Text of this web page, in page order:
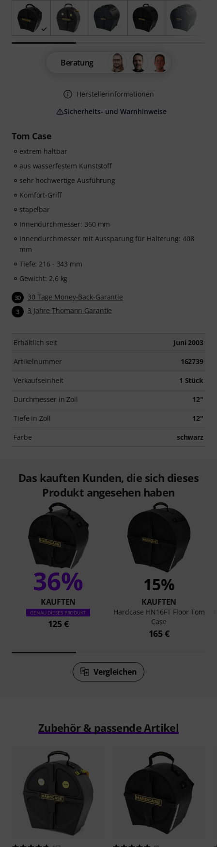
Tom Case
extrem haltbar
aus wasserfestem Kunststoff
sehr hochwertige Ausführung
Komfort-Griff
stapelbar
Innendurchmesser: 360 mm
Innendurchmesser mit Aussparung für Halterung: 408
mm
Tiefe: 216 - 343 mm
Gewicht: 2,6 kg
30 30 Tage Money-Back-Garantie
3 3 Jahre Thomann Garantie
Erhältlich seit Juni 2003
Artikelnummer 162739
Verkaufseinheit 1 Stück
Durchmesser in Zoll 12"
Tiefe in Zoll 12"
Farbe schwarz
Beratung
Herstellerinformationen
Sicherheits- und Warnhinweise
Das kauften Kunden, die sich dieses
Produkt angesehen haben
36%
KAUFTEN
GENAU DIESES PRODUKT
125 €
15%
KAUFTEN
Hardcase HN16FT Floor Tom
Case
165 €
Vergleichen
Zubehör & passende Artikel